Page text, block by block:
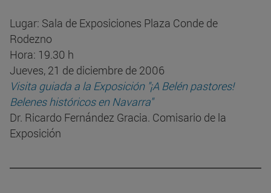
Lugar: Sala de Exposiciones Plaza Conde de
Rodezno
Hora: 19.30 h
Jueves, 21 de diciembre de 2006
Visita guiada a la Exposición "¡A Belén pastores!
Belenes históricos en Navarra"
Dr. Ricardo Fernández Gracia. Comisario de la
Exposición